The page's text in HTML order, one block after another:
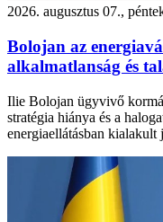
2026. augusztus 07.,
Bolojan az
alkalmatlanság és
Ilie Bolojan ügyvivő
stratégia hiánya és a
energiaellátásban kialakult